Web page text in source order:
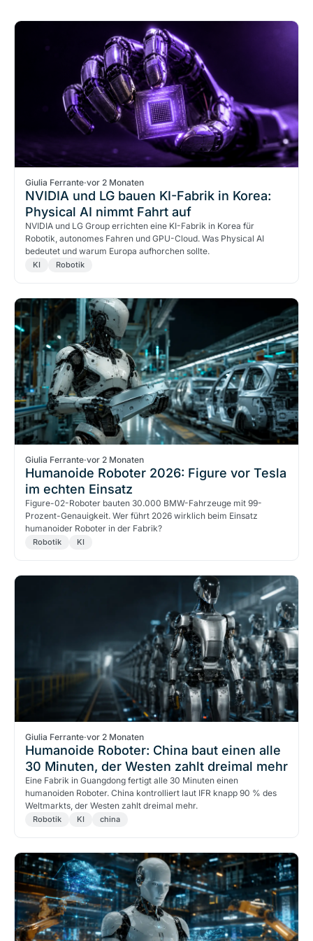
Giulia Ferrante·vor 2 Monaten
NVIDIA und LG bauen KI-Fabrik in Korea:
Physical AI nimmt Fahrt auf
NVIDIA und LG Group errichten eine KI-Fabrik in Korea für
Robotik, autonomes Fahren und GPU-Cloud. Was Physical AI
bedeutet und warum Europa aufhorchen sollte.
KI Robotik
Giulia Ferrante·vor 2 Monaten
Humanoide Roboter 2026: Figure vor Tesla
im echten Einsatz
Figure-02-Roboter bauten 30.000 BMW-Fahrzeuge mit 99-
Prozent-Genauigkeit. Wer führt 2026 wirklich beim Einsatz
humanoider Roboter in der Fabrik?
Robotik KI
Giulia Ferrante·vor 2 Monaten
Humanoide Roboter: China baut einen alle
30 Minuten, der Westen zahlt dreimal mehr
Eine Fabrik in Guangdong fertigt alle 30 Minuten einen
humanoiden Roboter. China kontrolliert laut IFR knapp 90 % des
Weltmarkts, der Westen zahlt dreimal mehr.
Robotik KI china